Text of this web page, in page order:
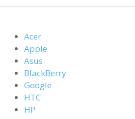
Acer
Apple
Asus
BlackBerry
Google
HTC
HP